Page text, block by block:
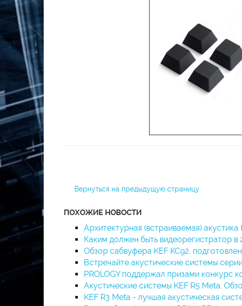
Вернуться на предыдущую страницу
ПОХОЖИЕ НОВОСТИ
Архитектурная (встраиваемая)
Каким должен быть видеорегистратор
Обзор сабвуфера KEF KC92,
Встречайте акустические системы
PROLOGY поддержал призами
Акустические системы KEF R5 Meta.
KEF R3 Meta - лучшая акустическая